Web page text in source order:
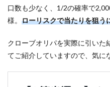
口数も少なく、1/2の確率で
様。 ローリスクで当たりを狙う
クローブオリパを実際に引いた
てご紹介していますので、気に